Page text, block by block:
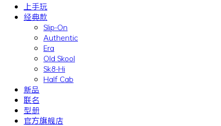
上手玩
经典款
Slip-On
Authentic
Era
Old Skool
Sk8-Hi
Half Cab
新品
联名
型册
官方旗舰店